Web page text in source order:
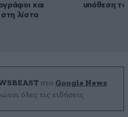
και
λίστα
υπόθεση
στο Google News
όλες τις ειδήσεις